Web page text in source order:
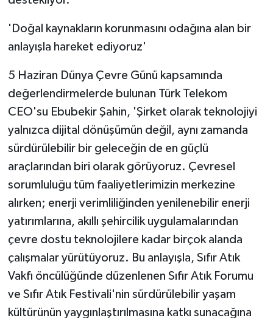
'Doğal kaynakların korunmasını odağına alan bir
anlayışla hareket ediyoruz'
5 Haziran Dünya Çevre Günü kapsamında
değerlendirmelerde bulunan Türk Telekom
CEO'su Ebubekir Şahin, 'Şirket olarak teknolojiyi
yalnızca dijital dönüşümün değil, aynı zamanda
sürdürülebilir bir geleceğin de en güçlü
araçlarından biri olarak görüyoruz. Çevresel
sorumluluğu tüm faaliyetlerimizin merkezine
alırken; enerji verimliliğinden yenilenebilir enerji
yatırımlarına, akıllı şehircilik uygulamalarından
çevre dostu teknolojilere kadar birçok alanda
çalışmalar yürütüyoruz. Bu anlayışla, Sıfır Atık
Vakfı öncülüğünde düzenlenen Sıfır Atık Forumu
ve Sıfır Atık Festivali'nin sürdürülebilir yaşam
kültürünün yaygınlaştırılmasına katkı sunacağına